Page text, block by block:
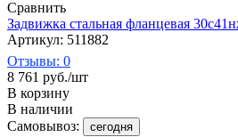
Сравнить
Задвижка стальная фланцевая
Артикул: 511882
Отзывы: 0
8 761 руб./шт
В корзину
В наличии
Самовывоз:
сегодня